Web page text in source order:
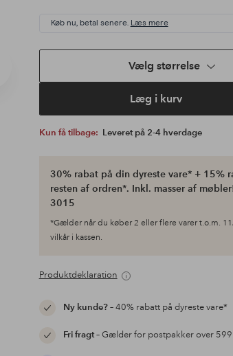
Køb nu, betal senere. Læs mere
Vælg størrelse
Læg i kurv
Kun få tilbage: Leveret på 2-4 hverdage
30% rabat på din dyreste vare* + 15%
resten af ordren*. Inkl. masser af
3015
*Gælder når du køber 2 eller flere varer t.o.m.
vilkår i kassen.
Produktdeklaration
Ny kunde?– 40% rabatt på dyreste vare*
Fri fragt– Gælder for postpakker over